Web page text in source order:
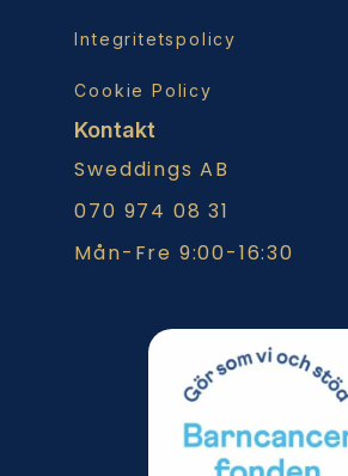
Integritetspolicy
Cookie Policy
Kontakt
Sweddings AB
070 974 08 31
Mån-Fre 9:00-16:30